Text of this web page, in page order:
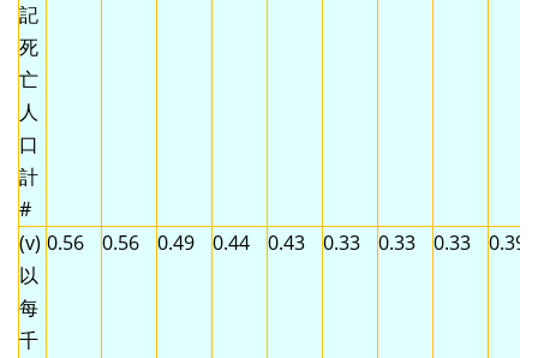
記
死
亡
人
口
計
#
(v)
以
每
千
0.56 0.56 0.49 0.44 0.43 0.33 0.33 0.33 0.39